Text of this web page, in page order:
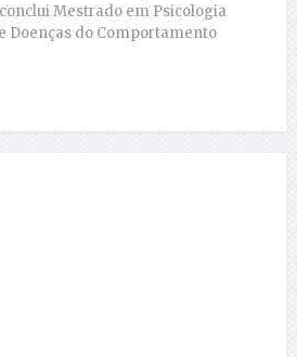
Mestrado em Psicologia
Doenças do Comportamento